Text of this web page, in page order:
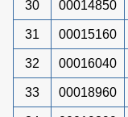
30 00014850
31 00015160
32 00016040
33 00018960